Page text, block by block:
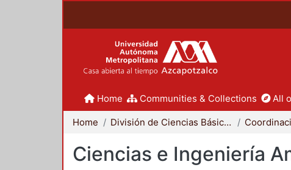
Home Communities & Collections All
Home División de Ciencias Básicas e Ingeniería
Ciencias e Ingeniería